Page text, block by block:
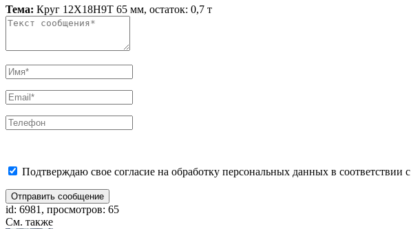
Тема: Круг 12Х18Н9Т 65 мм, остаток: 0,7 т
Подтверждаю свое согласие на обработку персональных данных в соответствии с
Отправить сообщение
id: 6981, просмотров: 65
См. также